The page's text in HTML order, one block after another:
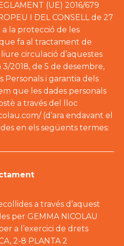
(UE) 2016/679
I DEL CONSELL de 27
a la protecció de les
fa al tractament de
circulació d’aquestes
3/2018, de 5 de desembre,
Personals i garantia dels
que les dades personals
a través del lloc
(d’ara endavant el
en els següents termes:
a través d’aquest
per GEMMA NICOLAU
a l’exercici de drets
2-8 PLANTA 2